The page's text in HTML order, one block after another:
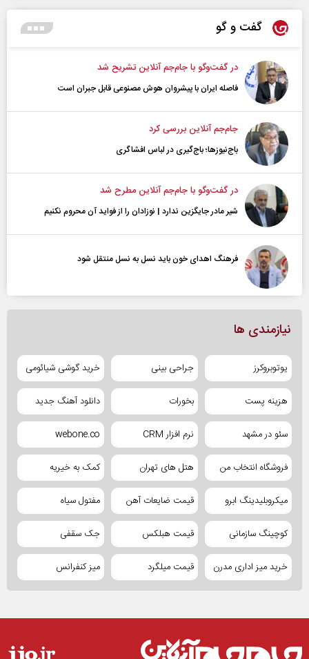
گفت و گو
در گفت‌و‌گو با جام‌جم آنلاین تشریح شد
فاصله ایران با پیشرو‌ان هوش مصنوعی قابل جبران است
جام‌جم آنلاین بررسی کرد
باج‌نیوزها؛ باج‌گیری در لباس افشاگری
در گفت‌و‌گو با جام‌جم آنلاین مطرح شد
شیر مادر جایگزین ندارد | نوزادان را از فواید آن محروم نکنیم
فرهنگ اهدای خون باید نسل به نسل منتقل شود
نیازمندی ها
یوتوبروکرز جراحی بینی خرید گوشی شیائومی
هزینه پست بخورات دانلود آهنگ جدید
سئو در مشهد نرم افزار CRM webone.co
فروشگاه انتخاب من هتل های تهران کمک به خیریه
میکروبلیدینگ ابرو قیمت ضایعات آهن مفتول سیاه
کوچینگ سازمانی قیمت هبلکس جک سقفی
خرید میز اداری مدرن قیمت میلگرد میز کنفرانس